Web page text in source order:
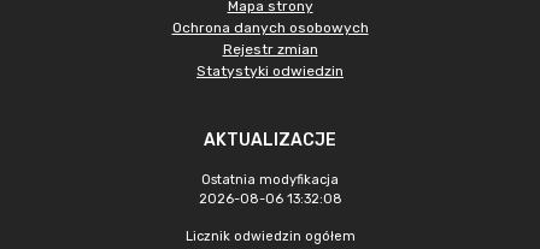
Mapa strony
Ochrona danych osobowych
Rejestr zmian
Statystyki odwiedzin
AKTUALIZACJE
Ostatnia modyfikacja
2026-08-06 13:32:08
Licznik odwiedzin ogółem